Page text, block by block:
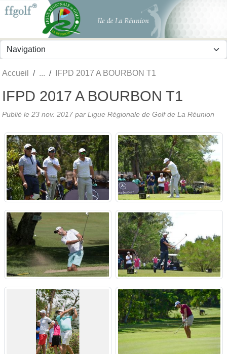
Accueil IFPD 2017 A BOURBON T1
IFPD 2017 A BOURBON T1
Publié le 23 nov. 2017 par Ligue Régionale de Golf de La Réunion
Panneau de gestion des cookies